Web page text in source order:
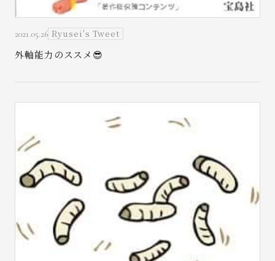
2021.05.26 Ryusei's Tweet
外軸能力のススメ😎